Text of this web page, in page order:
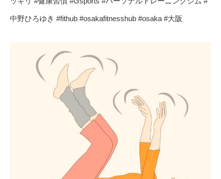
中野ひろゆき #fithub #osakafitnesshub #osaka #大阪